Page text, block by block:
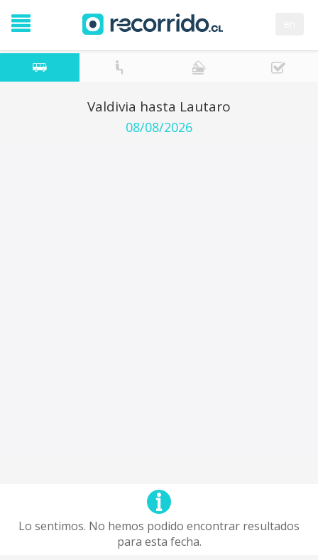
Valdivia hasta Lautaro
08/08/2026
Lo sentimos. No hemos podido encontrar resultados
para esta fecha.